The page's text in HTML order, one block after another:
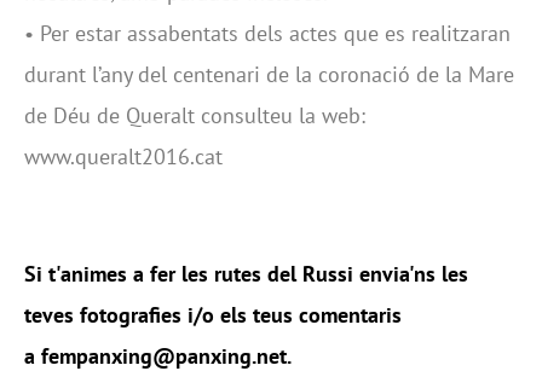
• Per estar assabentats dels actes que es realitzaran
durant l’any del centenari de la coronació de la Mare
de Déu de Queralt consulteu la web:
www.queralt2016.cat
Si t'animes a fer les rutes del Russi envia'ns les
teves fotografies i/o els teus comentaris
a fempanxing@panxing.net.